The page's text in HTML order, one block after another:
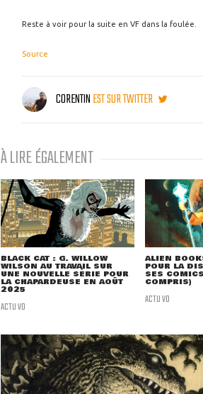
Reste à voir pour la suite en VF dans la foulée.
Source
CORENTINEST SUR TWITTER
À LIRE ÉGALEMENT
BLACK CAT : G. WILLOW
WILSON AU TRAVAIL SUR
UNE NOUVELLE SÉRIE POUR
LA CHAPARDEUSE EN AOÛT
2025
ACTU VO
ALIEN
POUR LA
SES
COMPRIS)
ACTU VO